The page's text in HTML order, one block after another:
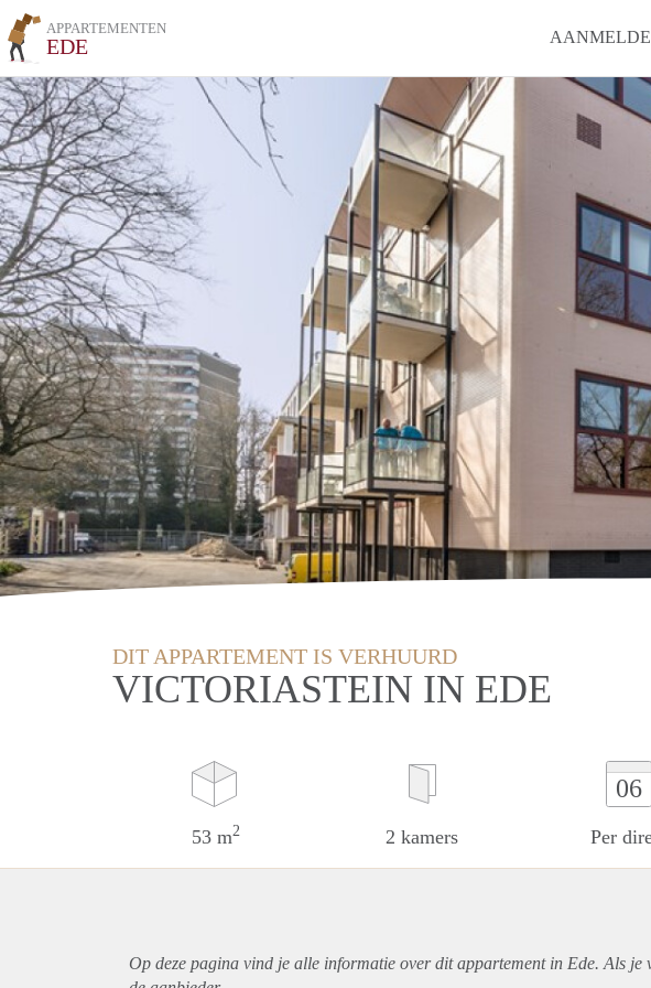
APPARTEMENTEN
EDE
DIT APPARTEMENT IS VERHUURD
VICTORIASTEIN IN EDE
53 m2 2 kamers
06
Per
Op deze pagina vind je alle informatie over ditappartementin Ede. Als je